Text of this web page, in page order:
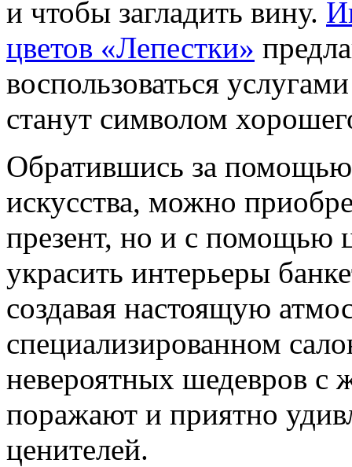
и чтобы загладить вину.
цветов «Лепестки»
воспользоваться
станут символом
Обратившись за помощью
искусства, можно
презент, но и с помощью
украсить интерьеры
создавая настоящую
специализированном
невероятных шедевров с
поражают и приятно
ценителей.